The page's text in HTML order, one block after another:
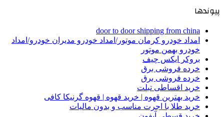
پیوندها
door to door shipping from china
امداد خودرو کرمان موتور/امداد خودرو مدیران خودرو/امداد
خودرو بهمن موتور
بروکر ایکس چیف
خرده فروشی برق
خرده فروشی برق
خرید اقساطی تبلت
خرید بهترین قهوه | خرید قهوه | قهوه گرنیکا کافی
خرید طلا با اجرت مناسب و بدون مالیات